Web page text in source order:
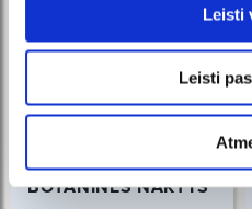
Leisti
Leisti
BOTANINĖS NAKTYS